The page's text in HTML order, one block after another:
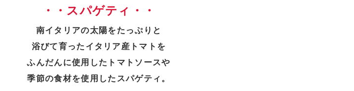
・・スパゲティ・・
南イタリアの太陽をたっぷりと
浴びて育ったイタリア産トマトを
ふんだんに使用したトマトソースや
季節の食材を使用したスパゲティ。